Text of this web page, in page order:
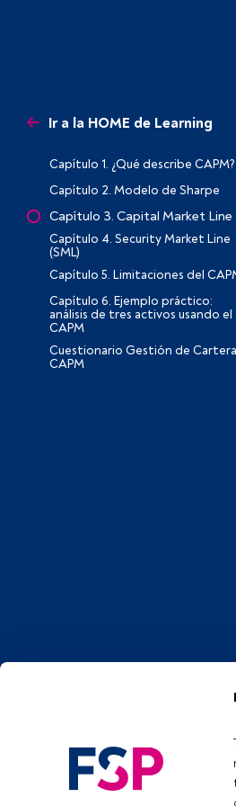
Ir a la HOME de Learning
Capítulo 1. ¿Qué describe CAPM?
Capítulo 2. Modelo de Sharpe
Capítulo 3. Capital Market Line
Capítulo 4. Security Market Line
(SML)
Capítulo 5. Limitaciones del
Capítulo 6. Ejemplo práctico:
análisis de tres activos usando el
CAPM
Cuestionario Gestión de
CAPM